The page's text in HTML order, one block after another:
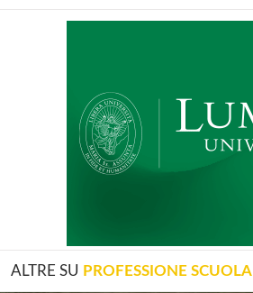
ALTRE SU PROFESSIONE SCUOLA